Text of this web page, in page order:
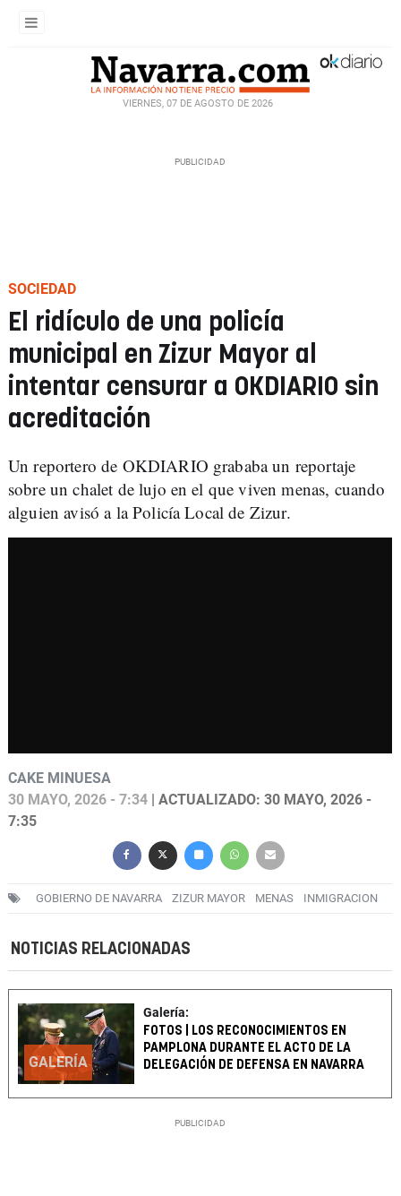
VIERNES, 07 DE AGOSTO DE 2026
SOCIEDAD
El ridículo de una policía
municipal en Zizur Mayor al
intentar censurar a OKDIARIO sin
acreditación
Un reportero de OKDIARIO grababa un reportaje
sobre un chalet de lujo en el que viven menas, cuando
alguien avisó a la Policía Local de Zizur.
CAKE MINUESA
30 MAYO, 2026 - 7:34 | ACTUALIZADO: 30 MAYO, 2026 -
7:35
GOBIERNO DE NAVARRA ZIZUR MAYOR MENAS INMIGRACION
NOTICIAS RELACIONADAS
GALERÍA
Galería:
FOTOS | LOS RECONOCIMIENTOS EN
PAMPLONA DURANTE EL ACTO DE LA
DELEGACIÓN DE DEFENSA EN NAVARRA